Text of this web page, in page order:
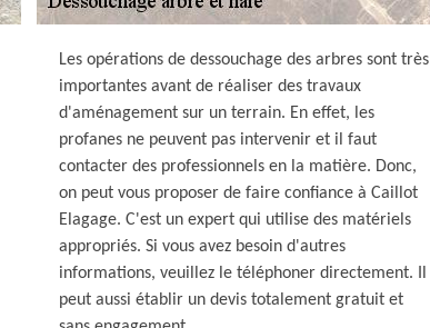
Les opérations de dessouchage des arbres sont très
importantes avant de réaliser des travaux
d'aménagement sur un terrain. En effet, les
profanes ne peuvent pas intervenir et il faut
contacter des professionnels en la matière. Donc,
on peut vous proposer de faire confiance à Caillot
Elagage. C'est un expert qui utilise des matériels
appropriés. Si vous avez besoin d'autres
informations, veuillez le téléphoner directement. Il
peut aussi établir un devis totalement gratuit et